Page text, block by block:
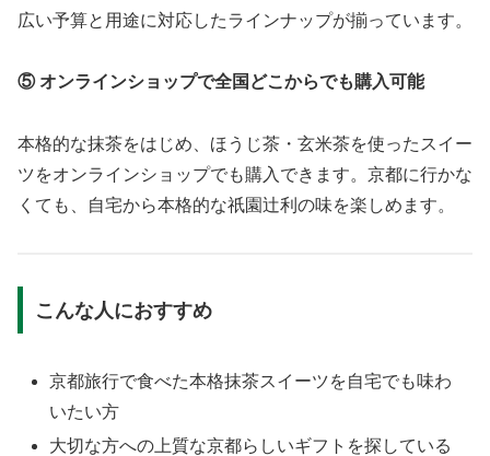
広い予算と用途に対応したラインナップが揃っています。
⑤ オンラインショップで全国どこからでも購入可能
本格的な抹茶をはじめ、ほうじ茶・玄米茶を使ったスイー
ツをオンラインショップでも購入できます。京都に行かな
くても、自宅から本格的な祇園辻利の味を楽しめます。
こんな人におすすめ
京都旅行で食べた本格抹茶スイーツを自宅でも味わ
いたい方
大切な方への上質な京都らしいギフトを探している